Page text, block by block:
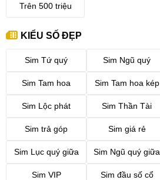
Trên 500 triệu
KIỂU SỐ ĐẸP
Sim Tứ quý Sim Ngũ quý
Sim Tam hoa Sim Tam hoa kép
Sim Lộc phát Sim Thần Tài
Sim trả góp Sim giá rẻ
Sim Lục quý giữa Sim Ngũ quý giữa
Sim VIP Sim đầu số cổ